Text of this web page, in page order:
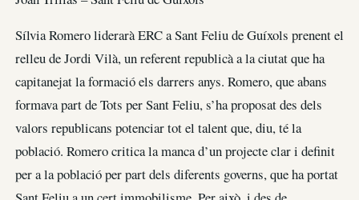
Sílvia Romero liderarà ERC a Sant Feliu de Guíxols prenent el
relleu de Jordi Vilà, un referent republicà a la ciutat que ha
capitanejat la formació els darrers anys. Romero, que abans
formava part de Tots per Sant Feliu, s’ha proposat des dels
valors republicans potenciar tot el talent que, diu, té la
població. Romero critica la manca d’un projecte clar i definit
per a la població per part dels diferents governs, que ha portat